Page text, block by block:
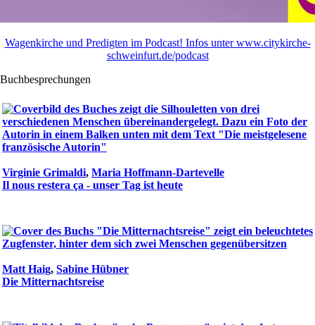
Wagenkirche und Predigten im Podcast! Infos unter www.citykirche-
schweinfurt.de/podcast
Buchbesprechungen
Virginie Grimaldi, Maria Hoffmann-Dartevelle
Il nous restera ça - unser Tag ist heute
Matt Haig, Sabine Hübner
Die Mitternachtsreise